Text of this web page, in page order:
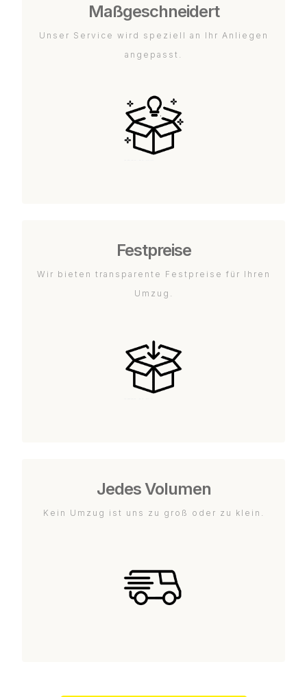
Maßgeschneidert
Unser Service wird speziell an Ihr Anliegen
angepasst.
Festpreise
Wir bieten transparente Festpreise für Ihren
Umzug.
Jedes Volumen
Kein Umzug ist uns zu groß oder zu klein.